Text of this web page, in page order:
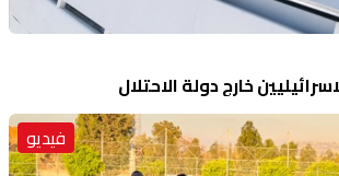
خارج دولة الاحتلال
فيديو